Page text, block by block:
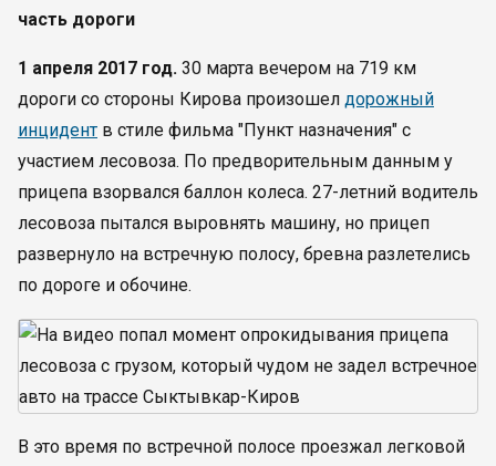
часть дороги
1 апреля 2017 год. 30 марта вечером на 719 км
дороги со стороны Кирова произошел дорожный
инцидент в стиле фильма "Пункт назначения" с
участием лесовоза. По предворительным данным у
прицепа взорвался баллон колеса. 27-летний водитель
лесовоза пытался выровнять машину, но прицеп
развернуло на встречную полосу, бревна разлетелись
по дороге и обочине.
В это время по встречной полосе проезжал легковой